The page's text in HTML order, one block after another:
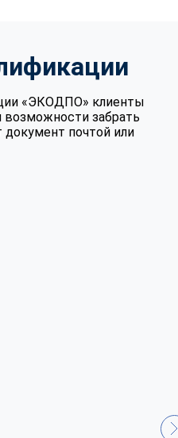
«ЭКОДПО» клиенты
возможности забрать
документ почтой или